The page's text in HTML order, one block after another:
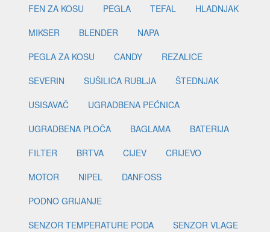
FEN ZA KOSU
PEGLA TEFAL
HLADNJAK
MIKSER
BLENDER
NAPA
PEGLA ZA KOSU
CANDY
REZALICE
SEVERIN
SUŠILICA RUBLJA
ŠTEDNJAK
USISAVAČ
UGRADBENA PEĆNICA
UGRADBENA PLOČA
BAGLAMA
BATERIJA
FILTER
BRTVA CIJEV
CRIJEVO
MOTOR
NIPEL
DANFOSS
PODNO GRIJANJE
SENZOR TEMPERATURE PODA
SENZOR VLAGE